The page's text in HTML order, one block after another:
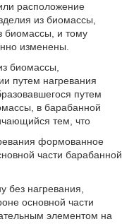
расположение
из биомассы,
биомассы, и тому
изменены.
биомассы,
путем нагревания
путем
в барабанной
тем, что
формованное
части барабанной
без нагревания,
основной части
элементом на